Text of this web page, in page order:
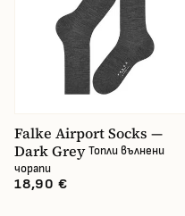
Falke Airport Socks —
Dark Grey Топли вълнени
чорапи
18,90 €